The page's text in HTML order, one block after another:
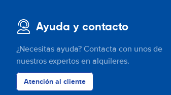
Ayuda y contacto
¿Necesitas ayuda? Contacta con unos de
nuestros expertos en alquileres.
Atención al cliente